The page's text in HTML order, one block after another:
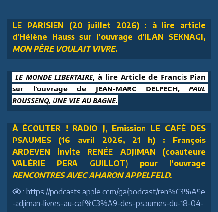
LE PARISIEN (20 juillet 2026) : à lire article
d'Hélène Hauss sur l'ouvrage d'ILAN SEKNAGI,
MON PÈRE VOULAIT VIVRE.
LE MONDE LIBERTAIRE, à lire Article de Francis Pian
sur l'ouvrage de JEAN-MARC DELPECH, PAUL
ROUSSENQ, UNE VIE AU BAGNE.
À ÉCOUTER ! RADIO J, Emission LE CAFÉ DES
PSAUMES (16 avril 2026, 21 h) : François
ARDEVEN invite RENÉE ADJIMAN (coauteure
VALÉRIE PERA GUILLOT) pour l'ouvrage
RENCONTRES AVEC AHARON APPELFELD.
: https://podcasts.apple.com/ga/podcast/ren%C3%A9e
-adjiman-livres-au-caf%C3%A9-des-psaumes-du-18-04-